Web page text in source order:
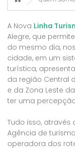
A Nova Linha
Alegre, que
do mesmo dia,
cidade, em um
turística,
da região Central
e da Zona Leste
ter uma
Tudo isso,
Agência de
operadora dos